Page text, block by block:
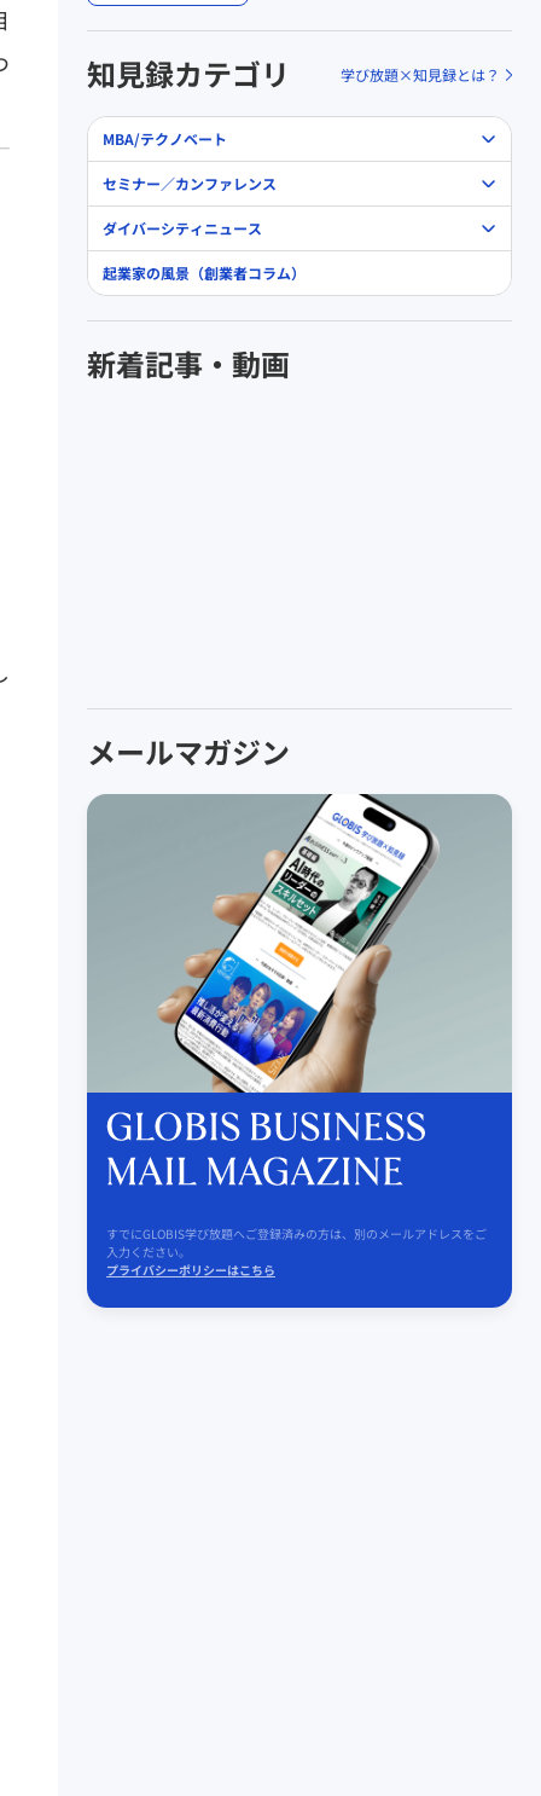
知見録カテゴリ 学び放題×知見録とは？
MBA/テクノベート
セミナー／カンファレンス
ダイバーシティニュース
起業家の風景（創業者コラム）
新着記事・動画
メールマガジン
すでにGLOBIS学び放題へご登録済みの方は、別のメールアドレスをご
入力ください。
プライバシーポリシーはこちら